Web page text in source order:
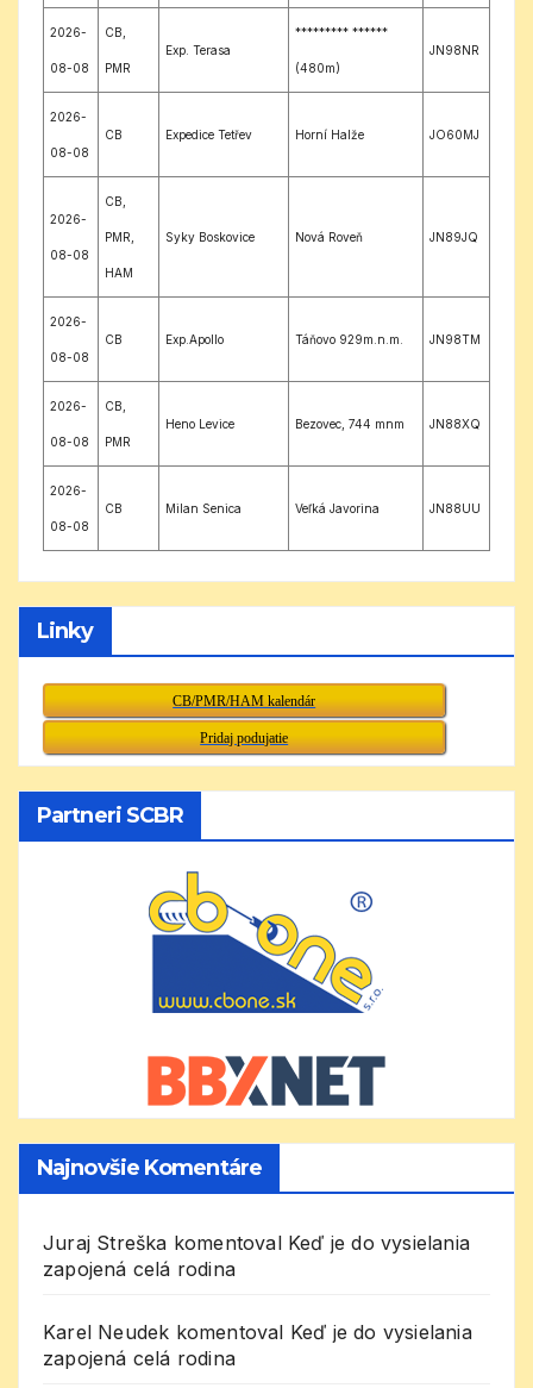
2026-
08-08
CB,
PMR
Exp. Terasa
********* ******
(480m)
JN98NR
2026-
08-08
CB Expedice Tetřev Horní Halže JO60MJ
2026-
08-08
CB,
PMR,
HAM
Syky Boskovice Nová Roveň JN89JQ
2026-
08-08
CB Exp.Apollo Táňovo 929m.n.m. JN98TM
2026-
08-08
CB,
PMR
Heno Levice Bezovec, 744 mnm JN88XQ
2026-
08-08
CB Milan Senica Veľká Javorina JN88UU
Linky
CB/PMR/HAM kalendár
Pridaj podujatie
Partneri SCBR
Najnovšie Komentáre
Juraj Streška komentoval Keď je do vysielania
zapojená celá rodina
Karel Neudek komentoval Keď je do vysielania
zapojená celá rodina